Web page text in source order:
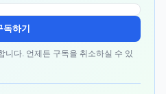
독하기
니다. 언제든 구독을 취소하실 수 있